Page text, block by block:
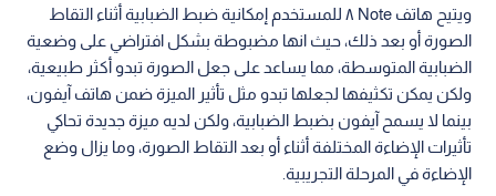
ويتيح هاتف Note ٨ للمستخدم إمكانية ضبط الضبابية أثناء التقاط
الصورة أو بعد ذلك، حيث انها مضبوطة بشكل افتراضي على وضعية
الضبابية المتوسطة، مما يساعد على جعل الصورة تبدو أكثر طبيعية،
ولكن يمكن تكثيفها لجعلها تبدو مثل تأثير الميزة ضمن هاتف آيفون،
بينما لا يسمح آيفون بضبط الضبابية، ولكن لديه ميزة جديدة تحاكي
تأثيرات الإضاءة المختلفة أثناء أو بعد التقاط الصورة، وما يزال وضع
الإضاءة في المرحلة التجريبية.